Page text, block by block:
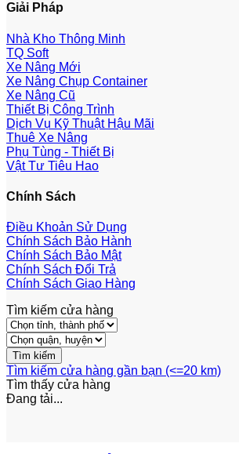
Giải Pháp
Nhà Kho Thông Minh
TQ Soft
Xe Nâng Mới
Xe Nâng Chụp Container
Xe Nâng Cũ
Thiết Bị Công Trình
Dịch Vụ Kỹ Thuật Hậu Mãi
Thuê Xe Nâng
Phụ Tùng - Thiết Bị
Vật Tư Tiêu Hao
Chính Sách
Điều Khoản Sử Dụng
Chính Sách Bảo Hành
Chính Sách Bảo Mật
Chính Sách Đổi Trả
Chính Sách Giao Hàng
Tìm kiếm cửa hàng
Tìm kiếm cửa hàng gần bạn (<=20 km)
Tìm thấy cửa hàng
Đang tải...